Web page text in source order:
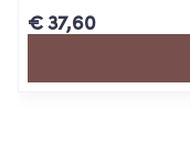
€ 37,60